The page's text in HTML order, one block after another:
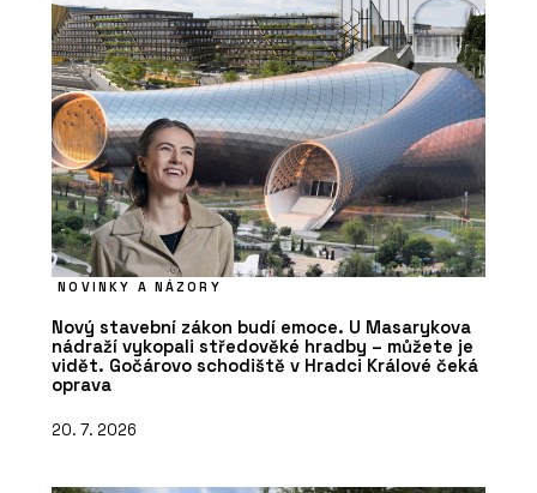
NOVINKY A NÁZORY
Nový stavební zákon budí emoce. U Masarykova
nádraží vykopali středověké hradby – můžete je
vidět. Gočárovo schodiště v Hradci Králové čeká
oprava
20. 7. 2026